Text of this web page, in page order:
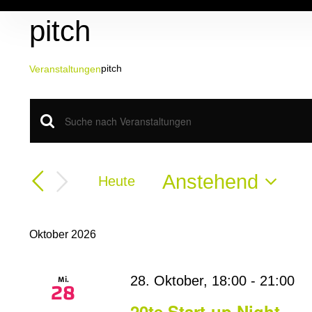
springenpitch
Veranstaltungenpitch
Veranstaltungen
Veranstaltungen
Suche
und
Ansichten,
Navigation
Bitte
Schlüsselwort
Suche
nach
Heute
Anstehend
Oktober 2026
Mi.
28 28. Oktober, 18:00 - 21:00